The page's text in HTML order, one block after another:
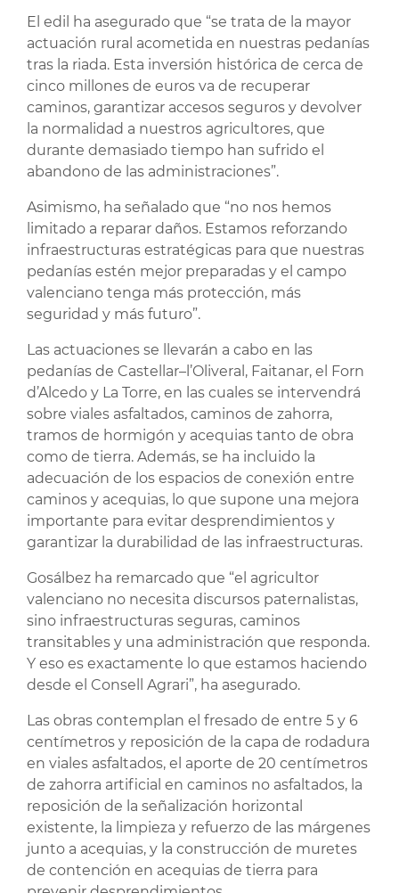
El edil ha asegurado que “se trata de la mayor
actuación rural acometida en nuestras pedanías
tras la riada. Esta inversión histórica de cerca de
cinco millones de euros va de recuperar
caminos, garantizar accesos seguros y devolver
la normalidad a nuestros agricultores, que
durante demasiado tiempo han sufrido el
abandono de las administraciones”.
Asimismo, ha señalado que “no nos hemos
limitado a reparar daños. Estamos reforzando
infraestructuras estratégicas para que nuestras
pedanías estén mejor preparadas y el campo
valenciano tenga más protección, más
seguridad y más futuro”.
Las actuaciones se llevarán a cabo en las
pedanías de Castellar–l’Oliveral, Faitanar, el Forn
d’Alcedo y La Torre, en las cuales se intervendrá
sobre viales asfaltados, caminos de zahorra,
tramos de hormigón y acequias tanto de obra
como de tierra. Además, se ha incluido la
adecuación de los espacios de conexión entre
caminos y acequias, lo que supone una mejora
importante para evitar desprendimientos y
garantizar la durabilidad de las infraestructuras.
Gosálbez ha remarcado que “el agricultor
valenciano no necesita discursos paternalistas,
sino infraestructuras seguras, caminos
transitables y una administración que responda.
Y eso es exactamente lo que estamos haciendo
desde el Consell Agrari”, ha asegurado.
Las obras contemplan el fresado de entre 5 y 6
centímetros y reposición de la capa de rodadura
en viales asfaltados, el aporte de 20 centímetros
de zahorra artificial en caminos no asfaltados, la
reposición de la señalización horizontal
existente, la limpieza y refuerzo de las márgenes
junto a acequias, y la construcción de muretes
de contención en acequias de tierra para